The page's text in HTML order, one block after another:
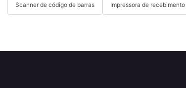
Scanner de código de barras Impressora de